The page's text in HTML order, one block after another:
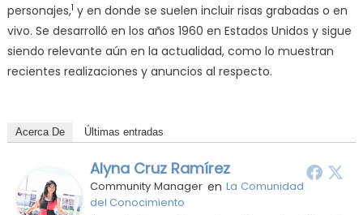
personajes,1 ​ y en donde se suelen incluir risas grabadas o en
vivo. Se desarrolló en los años 1960 en Estados Unidos y sigue
siendo relevante aún en la actualidad, como lo muestran
recientes realizaciones y anuncios al respecto.
Acerca De Últimas entradas
Alyna Cruz Ramírez
Community Manager en La Comunidad
del Conocimiento